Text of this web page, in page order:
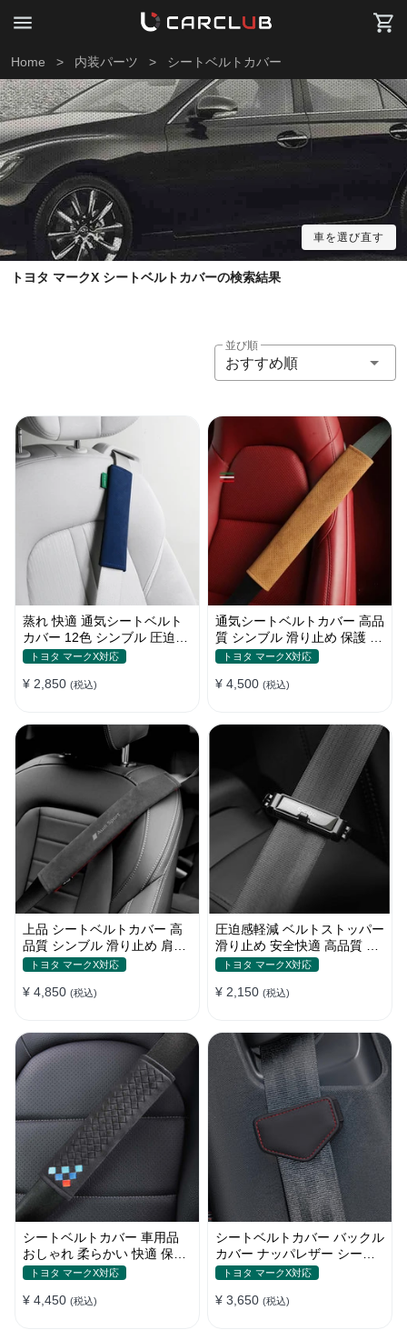
Home > 内装パーツ > シートベルトカバー
車を選び直す
トヨタ マークX シートベルトカバーの検索結果
並び順
おすすめ順
蒸れ 快適 通気シートベルト
カバー 12色 シンブル 圧迫感
軽減 保護 肩当てパッド
トヨタ マークX対応
¥ 2,850 (税込)
通気シートベルトカバー 高品
質 シンブル 滑り止め 保護 肩
当てパッド 圧迫感軽減
トヨタ マークX対応
¥ 4,500 (税込)
上品 シートベルトカバー 高
品質 シンブル 滑り止め 肩当
てパッド 圧迫感軽減
トヨタ マークX対応
¥ 4,850 (税込)
圧迫感軽減 ベルトストッパー
滑り止め 安全快適 高品質 テ
ープクリップ 快適 2個セット
トヨタ マークX対応
¥ 2,150 (税込)
シートベルトカバー 車用品
おしゃれ 柔らかい 快適 保護
肩当てパッド 圧迫感軽減
トヨタ マークX対応
¥ 4,450 (税込)
シートベルトカバー バックル
カバー ナッパレザー シート
ベルトパッド 異音防止 傷防
トヨタ マークX対応
¥ 3,650 (税込)